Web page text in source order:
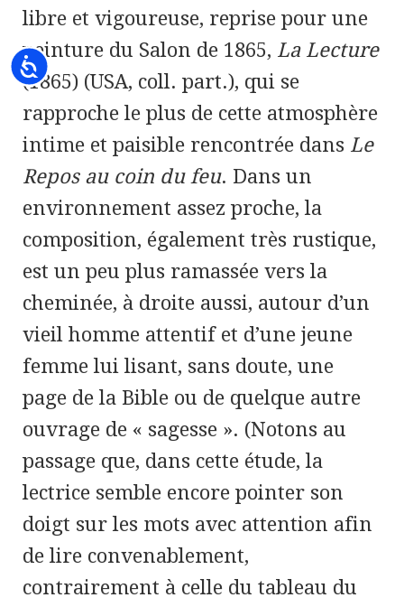
Accessibility
libre et vigoureuse, reprise pour une
peinture du Salon de 1865, La Lecture
(1865) (USA, coll. part.), qui se
rapproche le plus de cette atmosphère
intime et paisible rencontrée dans Le
Repos au coin du feu. Dans un
environnement assez proche, la
composition, également très rustique,
est un peu plus ramassée vers la
cheminée, à droite aussi, autour d’un
vieil homme attentif et d’une jeune
femme lui lisant, sans doute, une
page de la Bible ou de quelque autre
ouvrage de « sagesse ». (Notons au
passage que, dans cette étude, la
lectrice semble encore pointer son
doigt sur les mots avec attention afin
de lire convenablement,
contrairement à celle du tableau du